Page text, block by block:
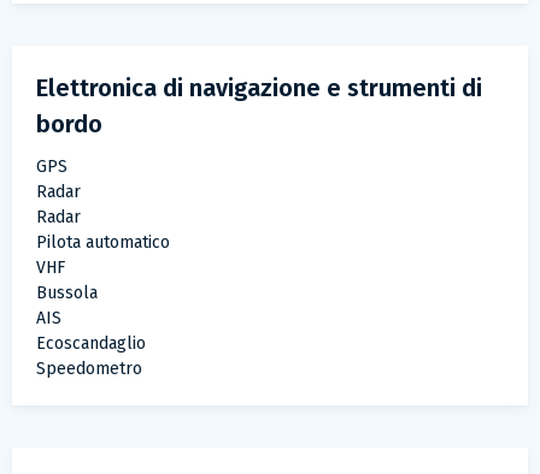
Elettronica di navigazione e strumenti di
bordo
GPS
Radar
Radar
Pilota automatico
VHF
Bussola
AIS
Ecoscandaglio
Speedometro